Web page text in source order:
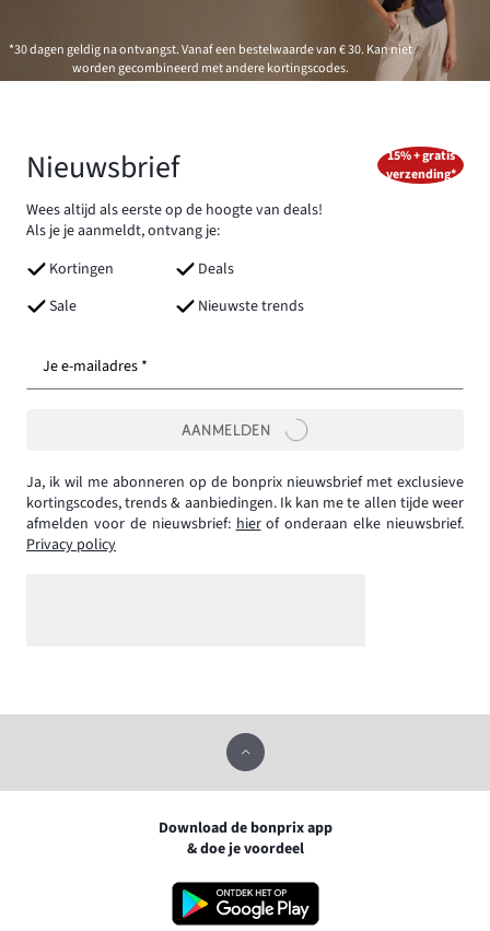
*30 dagen geldig na ontvangst. Vanaf een bestelwaarde van € 30. Kan niet
worden gecombineerd met andere kortingscodes.
Nieuwsbrief
Wees altijd als eerste op de hoogte van deals!
Als je je aanmeldt, ontvang je:
Kortingen
Deals
Sale
Nieuwste trends
15% + gratis
verzending*
Je e-mailadres *
AANMELDEN
Ja, ik wil me abonneren op de bonprix nieuwsbrief met exclusieve
kortingscodes, trends & aanbiedingen. Ik kan me te allen tijde weer
afmelden voor de nieuwsbrief: hierof onderaan elke nieuwsbrief.
Privacy policy
Download de bonprix app
& doe je voordeel